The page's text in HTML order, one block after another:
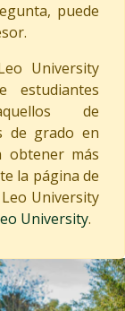
puede
University
estudiantes
de
de grado en
obtener más
la página de
University
University.